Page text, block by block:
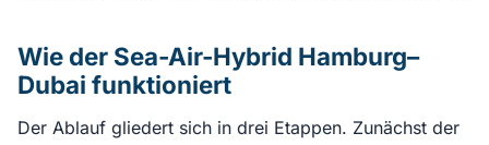
Wie der Sea-Air-Hybrid Hamburg–
Dubai funktioniert
Der Ablauf gliedert sich in drei Etappen. Zunächst der